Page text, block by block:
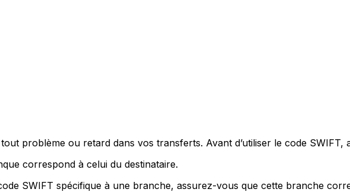
problème ou retard dans vos transferts. Avant d’utiliser le code SWIFT,
correspond à celui du destinataire.
SWIFT spécifique à une branche, assurez-vous que cette branche